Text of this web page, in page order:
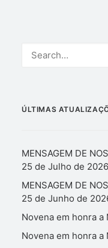
ÚLTIMAS
MENSAGEM DE
25 de Julho de 2026
MENSAGEM DE
25 de Junho de
Novena em honra a
Novena em honra a